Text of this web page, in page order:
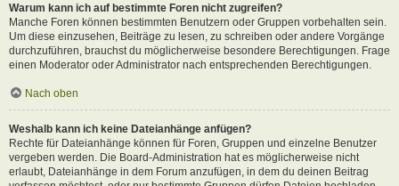
Warum kann ich auf bestimmte Foren nicht zugreifen?
Manche Foren können bestimmten Benutzern oder Gruppen vorbehalten sein.
Um diese einzusehen, Beiträge zu lesen, zu schreiben oder andere Vorgänge
durchzuführen, brauchst du möglicherweise besondere Berechtigungen. Frage
einen Moderator oder Administrator nach entsprechenden Berechtigungen.
Nach oben
Weshalb kann ich keine Dateianhänge anfügen?
Rechte für Dateianhänge können für Foren, Gruppen und einzelne Benutzer
vergeben werden. Die Board-Administration hat es möglicherweise nicht
erlaubt, Dateianhänge in dem Forum anzufügen, in dem du deinen Beitrag